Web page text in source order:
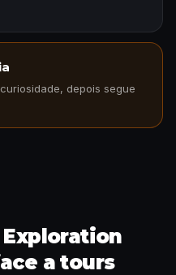
depois segue
a tours